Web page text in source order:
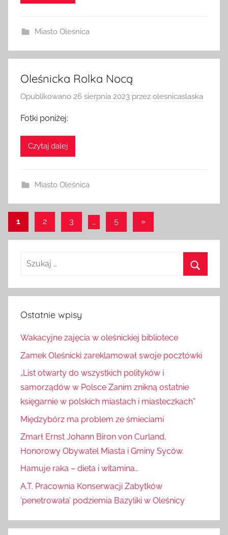
Miasto Oleśnica
Oleśnicka Rolka Nocą
Opublikowano 26 sierpnia 2023 przez olesnicaslaska
Fotki poniżej:
Czytaj dalej
Miasto Oleśnica
Stronicowanie
wpisów
1 2 3 … 5
Następne
»
Szukaj:
Ostatnie wpisy
Wakacyjne zajęcia w oleśnickiej bibliotece
Zamek Oleśnicki zareklamował swoje pocztówki
„List otwarty do wszystkich polityków i
samorządów w Polsce Zanim znikną ostatnie
księgarnie w polskich miastach i miasteczkach”
Międzybórz ma problem ze śmieciami
Zmarł Ernst Johann Biron von Curland,
Honorowy Obywatel Miasta i Gminy Syców.
Hamuje raka – dieta i witamina…
A.T. Pracownia Konserwacji Zabytków
'penetrowała’ podziemia Bazyliki w Oleśnicy